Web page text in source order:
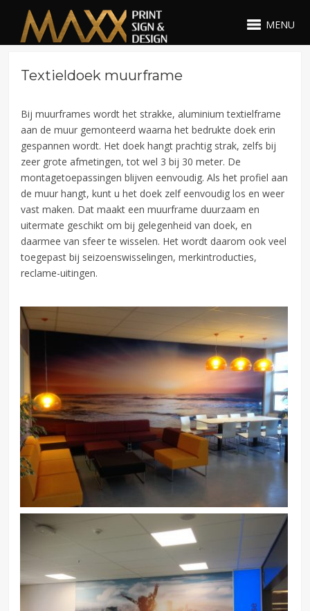
MENU
Textieldoek muurframe
Bij muurframes wordt het strakke, aluminium textielframe
aan de muur gemonteerd waarna het bedrukte doek erin
gespannen wordt. Het doek hangt prachtig strak, zelfs bij
zeer grote afmetingen, tot wel 3 bij 30 meter. De
montagetoepassingen blijven eenvoudig. Als het profiel aan
de muur hangt, kunt u het doek zelf eenvoudig los en weer
vast maken. Dat maakt een muurframe duurzaam en
uitermate geschikt om bij gelegenheid van doek, en
daarmee van sfeer te wisselen. Het wordt daarom ook veel
toegepast bij seizoenswisselingen, merkintroducties,
reclame-uitingen.